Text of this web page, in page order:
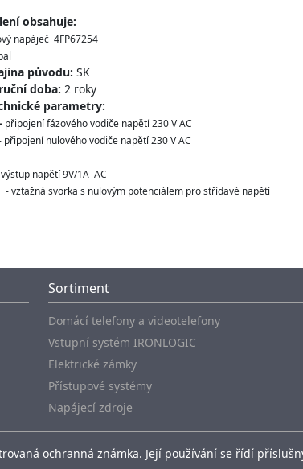
obsahuje:
napáječ 4FP67254
původu: SK
doba: 2 roky
parametry:
připojení fázového vodiče napětí 230 V AC
připojení nulového vodiče napětí 230 V AC
napětí 9V/1A AC
vztažná svorka s nulovým potenciálem pro střídavé napětí
Sortiment
Domácí telefony a videotelefony
Vstupní systém IRONLOGIC
Elektrické zámky
Přístupové systémy
Napájecí zdroje
ochranná známka. Její používání se řídí